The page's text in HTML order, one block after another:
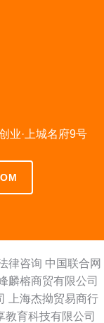
业·上城名府9号
律咨询 中国联合网
麟榕商贸有限公司
上海杰拗贸易商行
教育科技有限公司